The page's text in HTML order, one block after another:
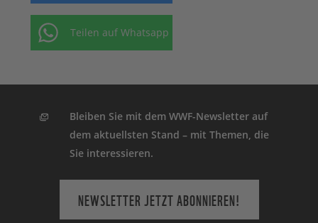
Teilen auf Whatsapp
Bleiben Sie mit dem WWF-Newsletter auf
dem aktuellsten Stand – mit Themen, die
Sie interessieren.
NEWSLETTER JETZT ABONNIEREN!